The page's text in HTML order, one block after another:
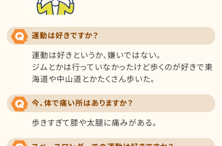
運動は好きですか？
運動は好きというか、嫌いではない。
ジムとかは行っていなかったけど歩くのが好きで東
海道や中山道とかたくさん歩いた。
今、体で痛い所はありますか？
歩きすぎて膝や太腿に痛みがある。